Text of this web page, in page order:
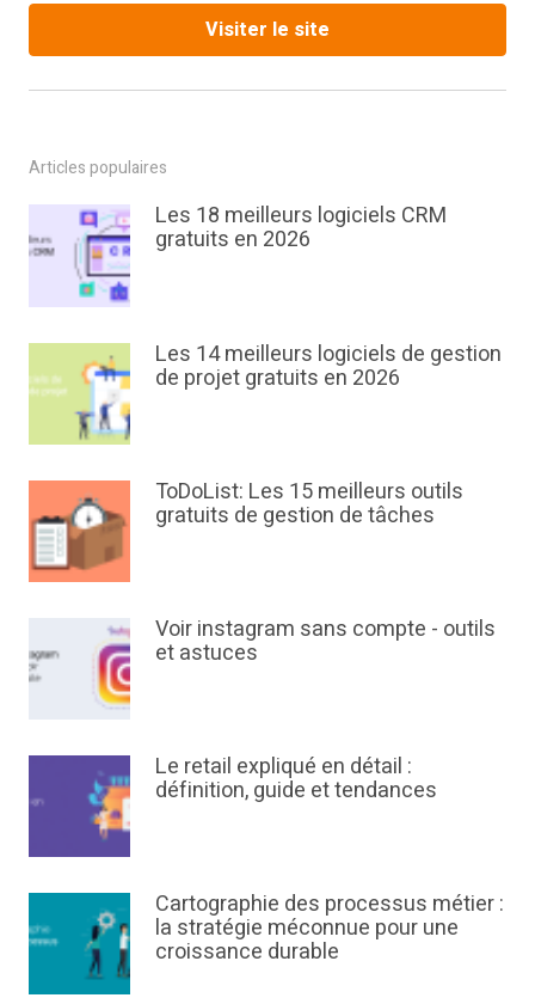
Visiter le site
Articles populaires
Les 18 meilleurs logiciels CRM
gratuits en 2026
Les 14 meilleurs logiciels de gestion
de projet gratuits en 2026
ToDoList: Les 15 meilleurs outils
gratuits de gestion de tâches
Voir instagram sans compte - outils
et astuces
Le retail expliqué en détail :
définition, guide et tendances
Cartographie des processus métier :
la stratégie méconnue pour une
croissance durable